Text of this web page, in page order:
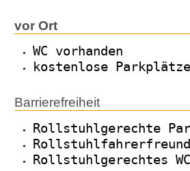
vor Ort
WC vorhanden
kostenlose Parkplätze
Barrierefreiheit
Rollstuhlgerechte
Rollstuhlgerechtes WC